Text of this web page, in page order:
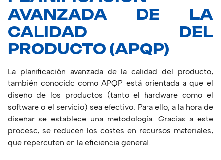
AVANZADA DE LA
CALIDAD DEL
PRODUCTO (APQP)
La planificación avanzada de la calidad del producto,
también conocido como APQP está orientada a que el
diseño de los productos (tanto el hardware como el
software o el servicio) sea efectivo. Para ello, a la hora de
diseñar se establece una metodología. Gracias a este
proceso, se reducen los costes en recursos materiales,
que repercuten en la eficiencia general.